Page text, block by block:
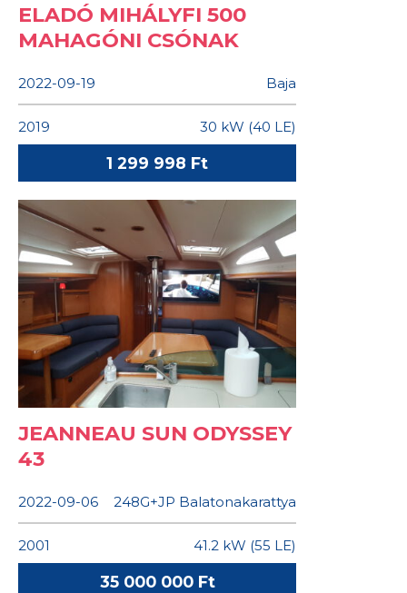
ELADÓ MIHÁLYFI 500
MAHAGÓNI CSÓNAK
2022-09-19 Baja
2019 30 kW (40 LE)
1 299 998 Ft
JEANNEAU SUN ODYSSEY
43
2022-09-06 248G+JP Balatonakarattya
2001 41.2 kW (55 LE)
35 000 000 Ft